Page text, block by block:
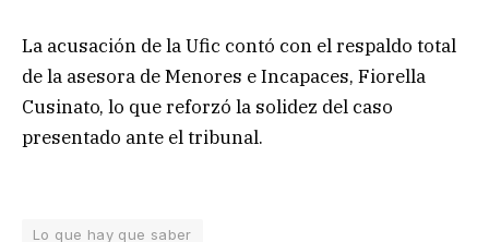
La acusación de la Ufic contó con el respaldo total
de la asesora de Menores e Incapaces, Fiorella
Cusinato, lo que reforzó la solidez del caso
presentado ante el tribunal.
Lo que hay que saber